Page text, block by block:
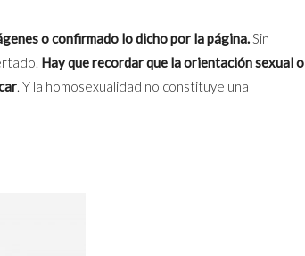
o confirmado lo dicho por la página.Sin
Hay que recordar que la orientación sexual o
. Y la homosexualidad no constituye una